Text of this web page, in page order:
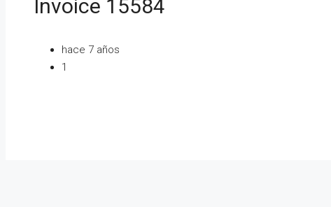
Invoice 15584
hace 7 años
1